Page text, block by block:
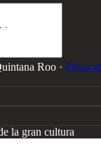
Roo ·
la gran cultura